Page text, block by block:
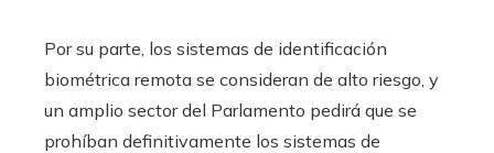
Por su parte, los sistemas de identificación
biométrica remota se consideran de alto riesgo, y
un amplio sector del Parlamento pedirá que se
prohíban definitivamente los sistemas de